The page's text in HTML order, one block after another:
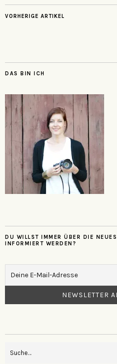
VORHERIGE ARTIKEL
DAS BIN ICH
DU WILLST IMMER ÜBER DIE
INFORMIERT WERDEN?